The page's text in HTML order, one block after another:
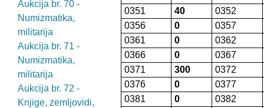
Aukcija br. 70 -
Numizmatika,
militarija
Aukcija br. 71 -
Numizmatika,
militarija
Aukcija br. 72 -
Knjige, zemljovidi,
0351
40
0352
0356
0
0357
0361
0
0362
0366
0
0367
0371
300
0372
0376
0
0377
0381
0
0382